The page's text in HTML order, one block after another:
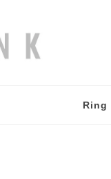
Ring